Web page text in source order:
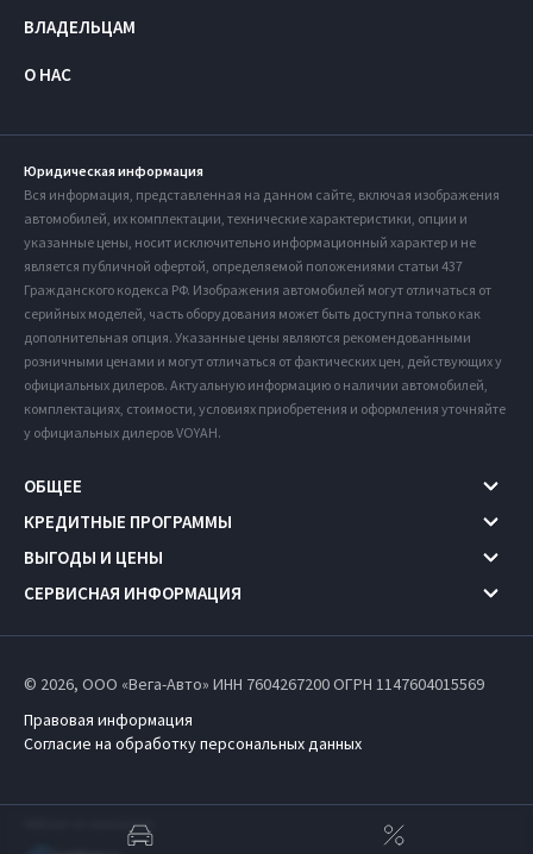
ВЛАДЕЛЬЦАМ
О НАС
Юридическая информация
Вся информация, представленная на данном сайте, включая изображения
автомобилей, их комплектации, технические характеристики, опции и
указанные цены, носит исключительно информационный характер и не
является публичной офертой, определяемой положениями статьи 437
Гражданского кодекса РФ. Изображения автомобилей могут отличаться от
серийных моделей, часть оборудования может быть доступна только как
дополнительная опция. Указанные цены являются рекомендованными
розничными ценами и могут отличаться от фактических цен, действующих у
официальных дилеров. Актуальную информацию о наличии автомобилей,
комплектациях, стоимости, условиях приобретения и оформления уточняйте
у официальных дилеров VOYAH.
ОБЩЕЕ
КРЕДИТНЫЕ ПРОГРАММЫ
ВЫГОДЫ И ЦЕНЫ
СЕРВИСНАЯ ИНФОРМАЦИЯ
© 2026, ООО «Вега-Авто» ИНН 7604267200ОГРН 1147604015569
Правовая информация
Согласие на обработку персональных данных
Работает на технологиях